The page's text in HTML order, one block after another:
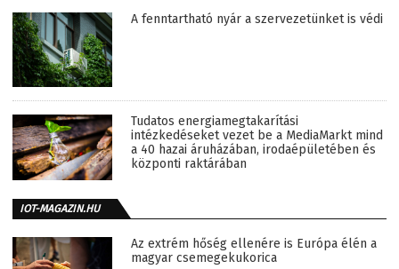
A fenntartható nyár a szervezetünket is védi
Tudatos energiamegtakarítási
intézkedéseket vezet be a MediaMarkt mind
a 40 hazai áruházában, irodaépületében és
központi raktárában
IOT-MAGAZIN.HU
Az extrém hőség ellenére is Európa élén a
magyar csemegekukorica